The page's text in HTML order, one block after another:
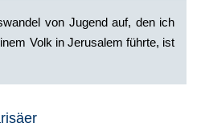
von Jugend auf, den ich
Volk in Jerusalem führte, ist